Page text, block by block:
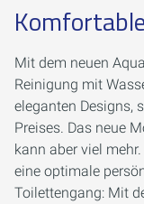
Mit dem neuen
Reinigung mit
eleganten Designs,
Preises. Das neue
kann aber viel
eine optimale
Toilettengang: Mit